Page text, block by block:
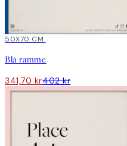
15%*
50X70 CM
Blå ramme
341,70 kr402 kr